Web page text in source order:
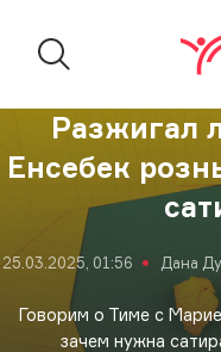
Разжигал
Енсебек
25.03.2025, 01:56 Дана
Говорим о Тиме с
зачем нужна